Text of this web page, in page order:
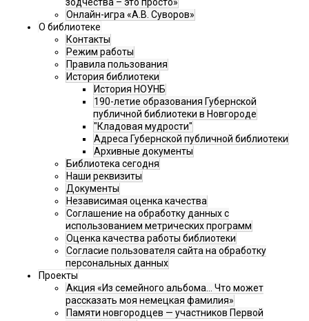
зодчества – это просто»
Онлайн-игра «А.В. Суворов»
О библиотеке
Контакты
Режим работы
Правила пользования
История библиотеки
История НОУНБ
190-летие образования Губернской
публичной библиотеки в Новгороде
"Кладовая мудрости"
Адреса Губернской публичной библиотеки
Архивные документы
Библиотека сегодня
Наши реквизиты
Документы
Независимая оценка качества
Соглашение на обработку данных с
использованием метрических программ
Оценка качества работы библиотеки
Согласие пользователя сайта на обработку
персональных данных
Проекты
Акция «Из семейного альбома... Что может
рассказать моя немецкая фамилия»
Памяти новгородцев — участников Первой